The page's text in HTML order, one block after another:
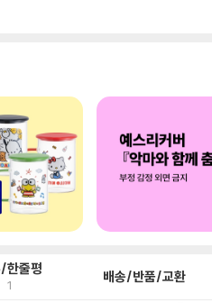
한줄평
1 배송/반품/교환